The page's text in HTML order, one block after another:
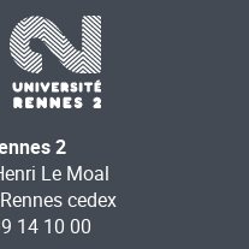
2
Le Moal
cedex
14 10 00